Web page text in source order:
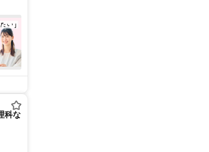
科な